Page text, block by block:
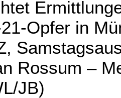
Opfer in
Rossum –
JB)